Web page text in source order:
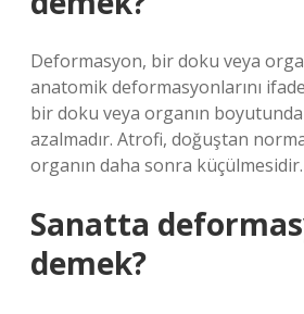
Deformasyon, bir doku veya
anatomik deformasyonlarını
bir doku veya organın
azalmadır. Atrofi, doğuştan
organın daha sonra küçülmesidir.
Sanatta
demek?